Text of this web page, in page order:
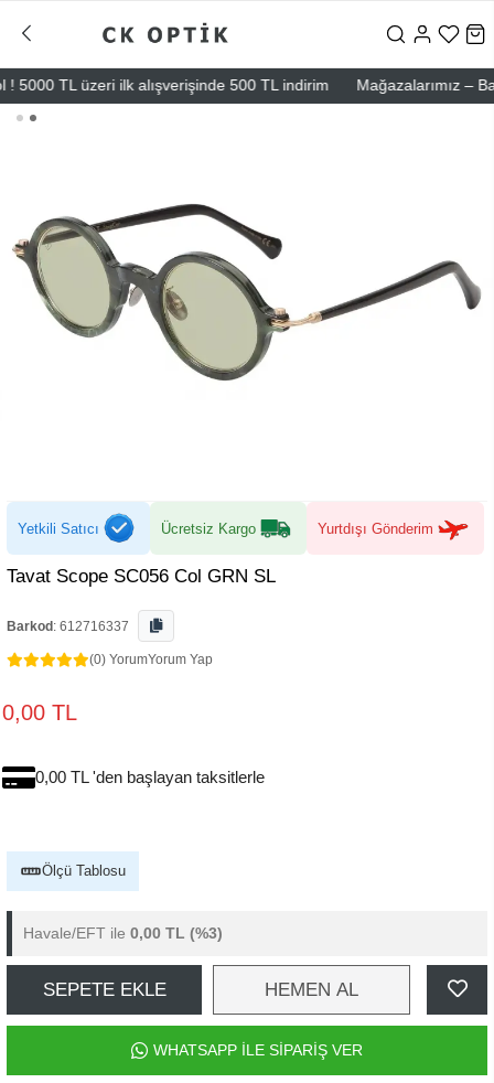
TL üzeri ilk alışverişinde 500 TL indirim Mağazalarımız –
Yetkili Satıcı Ücretsiz Kargo Yurtdışı Gönderim
Tavat Scope SC056 Col GRN SL
Barkod : 612716337
(0) YorumYorum Yap
0,00 TL
0,00 TL 'den başlayan taksitlerle
Ölçü Tablosu
Havale/EFT ile 0,00 TL (%3)
SEPETE EKLE HEMEN AL
WHATSAPP İLE SİPARİŞ VER